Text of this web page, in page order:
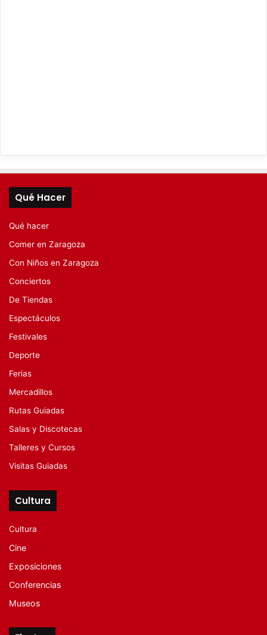
Qué Hacer
Qué hacer
Comer en Zaragoza
Con Niños en Zaragoza
Conciertos
De Tiendas
Espectáculos
Festivales
Deporte
Ferias
Mercadillos
Rutas Guiadas
Salas y Discotecas
Talleres y Cursos
Visitas Guiadas
Cultura
Cultura
Cine
Exposiciones
Conferencias
Museos